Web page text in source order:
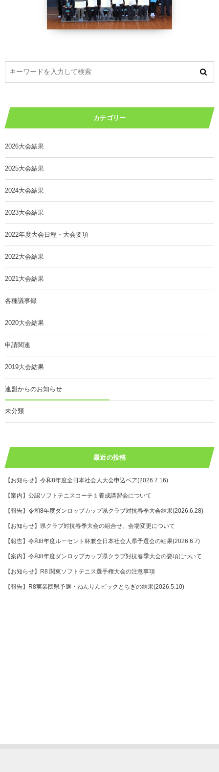
カテゴリー
2026大会結果
2025大会結果
2024大会結果
2023大会結果
2022年度大会日程・大会要項
2022大会結果
2021大会結果
各種議事録
2020大会結果
申請関連
2019大会結果
連盟からのお知らせ
未分類
最近の投稿
【お知らせ】令和8年度全日本社会人大会申込ペア(2026.7.16)
【案内】公認ソフトテニスコーチ１養成講習会について
【報告】令和8年度ダンロップカップ県クラブ対抗春季大会結果(2026.6.28)
【お知らせ】県クラブ対抗春季大会の組合せ、会場変更について
【報告】令和8年度ルーセント杯兼全日本社会人県予選会の結果(2026.6.7)
【案内】令和8年度ダンロップカップ県クラブ対抗春季大会の要項について
【お知らせ】R8 関東ソフトテニス選手権大会の注意事項
【報告】R8実業団県予選・ねんりんピックとちぎの結果(2026.5.10)